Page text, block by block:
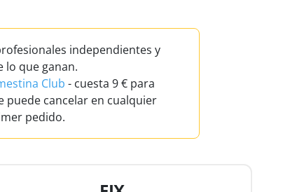
independientes y
lo que ganan.
Club - cuesta 9 € para
puede cancelar en cualquier
pedido.